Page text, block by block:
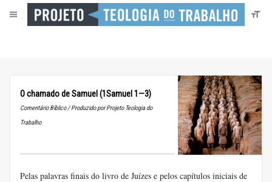
O chamado de Samuel (1Samuel 1—3)
Comentário Bíblico / Produzido por Projeto Teologia do
Trabalho
Pelas palavras finais do livro de Juízes e pelos capítulos iniciais de